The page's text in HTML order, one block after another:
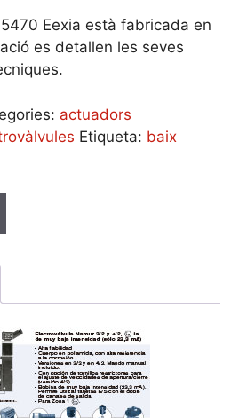
Eexia està fabricada en
es detallen les seves
actuadors
Etiqueta: baix